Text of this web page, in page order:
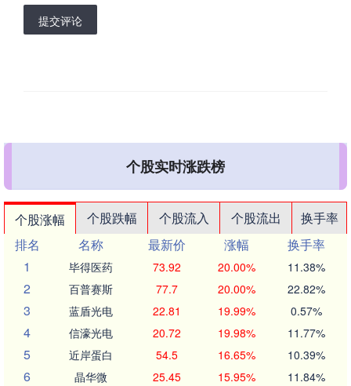
提交评论
个股实时涨跌榜
个股涨幅 个股跌幅 个股流入 个股流出
换手率
排名
名称 最新价 涨幅
换手率
1
毕得医药 73.92 20.00% 11.38%
2 百普赛斯 77.7 20.00% 22.82%
3 蓝盾光电 22.81 19.99% 0.57%
4 信濠光电 20.72 19.98% 11.77%
5 近岸蛋白 54.5 16.65% 10.39%
6 晶华微 25.45 15.95% 11.84%